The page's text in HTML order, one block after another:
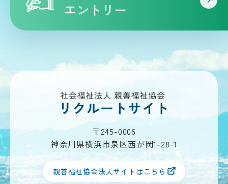
エントリー
〒245-0006
神奈川県横浜市泉区西が岡1-28-1
親善福祉協会法人サイトはこちら